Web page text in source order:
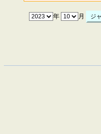
年 月